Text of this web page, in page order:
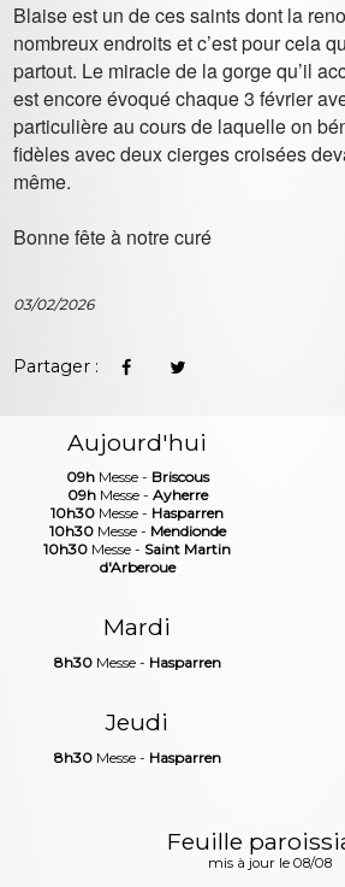
Blaise est un de ces saints dont la
nombreux endroits et c’est pour cela
partout. Le miracle de la gorge qu’il
est encore évoqué chaque 3 février
particulière au cours de laquelle on
fidèles avec deux cierges croisées
même.
Bonne fête à notre curé
03/02/2026
Partager :
Aujourd'hui
09hMesse - Briscous
09hMesse - Ayherre
10h30 Messe - Hasparren
10h30Messe - Mendionde
10h30 Messe - Saint Martin
d'Arberoue
Mardi
8h30Messe - Hasparren
Jeudi
8h30Messe - Hasparren
Feuille
mis à jour le 08/08